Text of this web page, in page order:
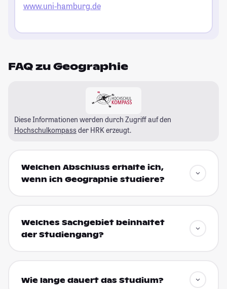
www.uni-hamburg.de
FAQ zu Geographie
Diese Informationen werden durch Zugriff auf den
Hochschulkompass der HRK erzeugt.
Welchen Abschluss erhalte ich,
wenn ich Geographie studiere?
Welches Sachgebiet beinhaltet
der Studiengang?
Wie lange dauert das Studium?